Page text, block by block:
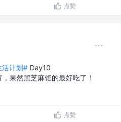
点赞
活计划# Day10
果然黑芝麻馅的最好吃了！
点赞